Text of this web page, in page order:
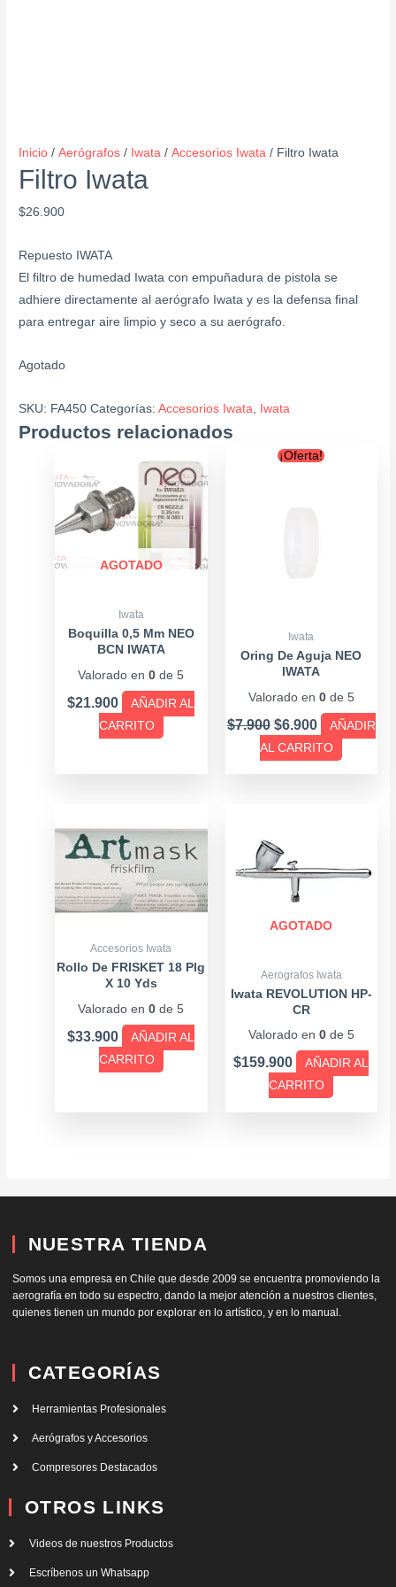
Inicio /Aerógrafos / Iwata /Accesorios Iwata / Filtro Iwata
Filtro Iwata
$26.900
Repuesto IWATA
El filtro de humedad Iwata con empuñadura de pistola se
adhiere directamente al aerógrafo Iwata y es la defensa final
para entregar aire limpio y seco a su aerógrafo.
Agotado
SKU: FA450 Categorías:Accesorios Iwata Iwata
Productos relacionados
AGOTADO
Iwata
Boquilla 0,5 Mm NEO
BCN IWATA
Valorado en0 de 5
$21.900
AÑADIR AL
CARRITO
¡Oferta!
Iwata
Oring De Aguja NEO
IWATA
Valorado en 0de 5
$7.900
Original
$6.900
Current
AÑADIR
AL CARRITO
Accesorios Iwata
Rollo De FRISKET 18 Plg
X 10 Yds
Valorado en0 de 5
$33.900
AÑADIR AL
CARRITO
AGOTADO
Aerografos Iwata
Iwata REVOLUTION HP-
CR
Valorado en 0de 5
$159.900
AÑADIR AL
CARRITO
NUESTRA TIENDA
Somos una empresa en Chile que desde 2009 se encuentra promoviendo la
aerografía en todo su espectro, dando la mejor atención a nuestros clientes,
quienes tienen un mundo por explorar en lo artístico, y en lo manual.
CATEGORÍAS
Herramientas Profesionales
Aerógrafos y Accesorios
Compresores Destacados
OTROS LINKS
Videos de nuestros Productos
Escríbenos un Whatsapp